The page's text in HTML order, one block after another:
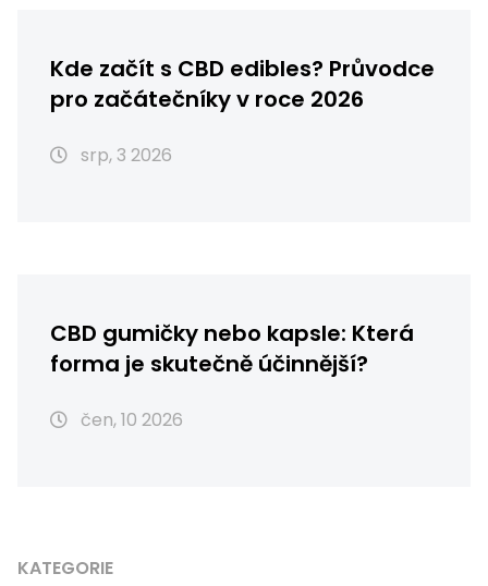
Kde začít s CBD edibles? Průvodce
pro začátečníky v roce 2026
srp, 3 2026
CBD gumičky nebo kapsle: Která
forma je skutečně účinnější?
čen, 10 2026
KATEGORIE